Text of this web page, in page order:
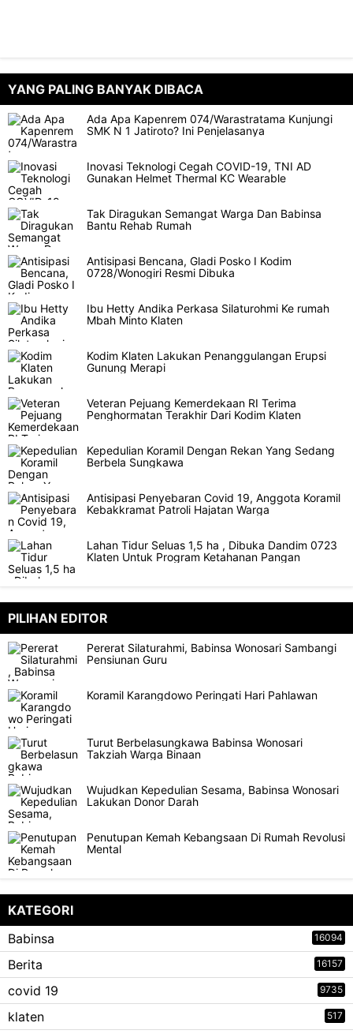
YANG PALING BANYAK DIBACA
Ada Apa Kapenrem 074/Warastratama Kunjungi
SMK N 1 Jatiroto? Ini Penjelasanya
Inovasi Teknologi Cegah COVID-19, TNI AD
Gunakan Helmet Thermal KC Wearable
Tak Diragukan Semangat Warga Dan Babinsa
Bantu Rehab Rumah
Antisipasi Bencana, Gladi Posko I Kodim
0728/Wonogiri Resmi Dibuka
Ibu Hetty Andika Perkasa Silaturohmi Ke rumah
Mbah Minto Klaten
Kodim Klaten Lakukan Penanggulangan Erupsi
Gunung Merapi
Veteran Pejuang Kemerdekaan RI Terima
Penghormatan Terakhir Dari Kodim Klaten
Kepedulian Koramil Dengan Rekan Yang Sedang
Berbela Sungkawa
Antisipasi Penyebaran Covid 19, Anggota Koramil
Kebakkramat Patroli Hajatan Warga
Lahan Tidur Seluas 1,5 ha , Dibuka Dandim 0723
Klaten Untuk Program Ketahanan Pangan
PILIHAN EDITOR
Pererat Silaturahmi, Babinsa Wonosari Sambangi
Pensiunan Guru
Koramil Karangdowo Peringati Hari Pahlawan
Turut Berbelasungkawa Babinsa Wonosari
Takziah Warga Binaan
Wujudkan Kepedulian Sesama, Babinsa Wonosari
Lakukan Donor Darah
Penutupan Kemah Kebangsaan Di Rumah Revolusi
Mental
KATEGORI
Babinsa
16094
Berita 16157
covid 19 9735
klaten 517